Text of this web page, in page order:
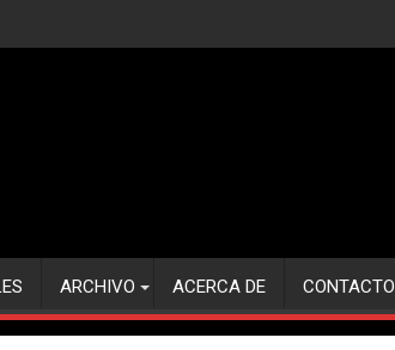
ARCHIVO ACERCA DE CONTACTO